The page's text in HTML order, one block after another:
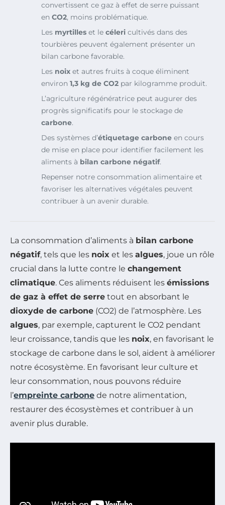
convertissent ce gaz à effet de serre puissant
en CO2, moins problématique.
Les myrtilles et le céleri cultivés dans des
tourbières peuvent également présenter un
bilan carbone favorable.
Les noix et autres fruits à coque éliminent
environ 1,3 kg de CO2 par kilogramme produit.
L’agriculture régénératrice peut augurer des
progrès significatifs pour le stockage de
carbone.
Des systèmes d’étiquetage carbone en cours
de mise en place pour identifier facilement les
aliments à bilan carbone négatif.
Repenser notre consommation alimentaire et
favoriser les alternatives végétales peuvent
contribuer à un avenir durable.
La consommation d’aliments à bilan carbone
négatif, tels que les noix et les algues, joue un rôle
crucial dans la lutte contre le changement
climatique. Ces aliments réduisent les émissions
de gaz à effet de serre tout en absorbant le
dioxyde de carbone (CO2) de l’atmosphère. Les
algues, par exemple, capturent le CO2 pendant
leur croissance, tandis que les noix, en favorisant le
stockage de carbone dans le sol, aident à améliorer
notre écosystème. En favorisant leur culture et
leur consommation, nous pouvons réduire
l’empreinte carbone de notre alimentation,
restaurer des écosystèmes et contribuer à un
avenir plus durable.